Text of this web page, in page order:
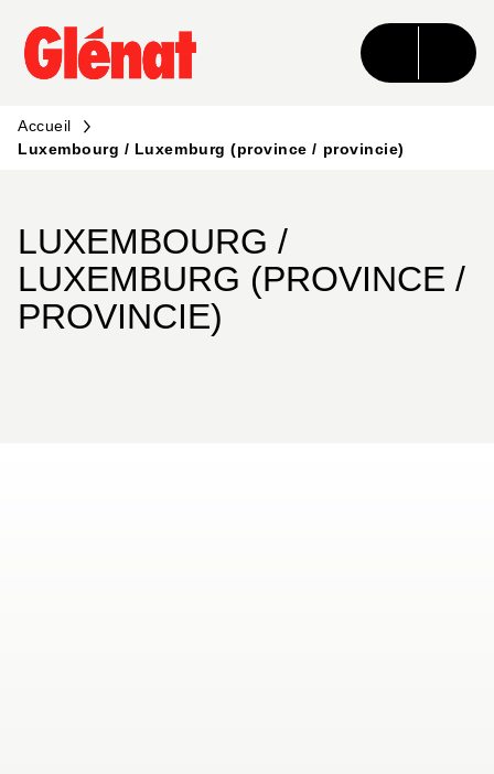
MENU RECHERCHE CONTENU
PIED DE PAGE
Accueil
Luxembourg / Luxemburg (province / provincie)
LUXEMBOURG /
LUXEMBURG (PROVINCE /
PROVINCIE)